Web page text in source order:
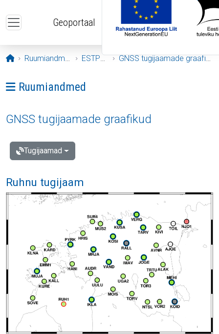
Geoportaal
Avaleht
Ruumiandmed ESTPOS GNSS tugijaamade graafikud
Ava menüü: Ruumiandmed
Ruumiandmed
GNSS tugijaamade graafikud
Tugijaamad
Ruhnu tugijaam